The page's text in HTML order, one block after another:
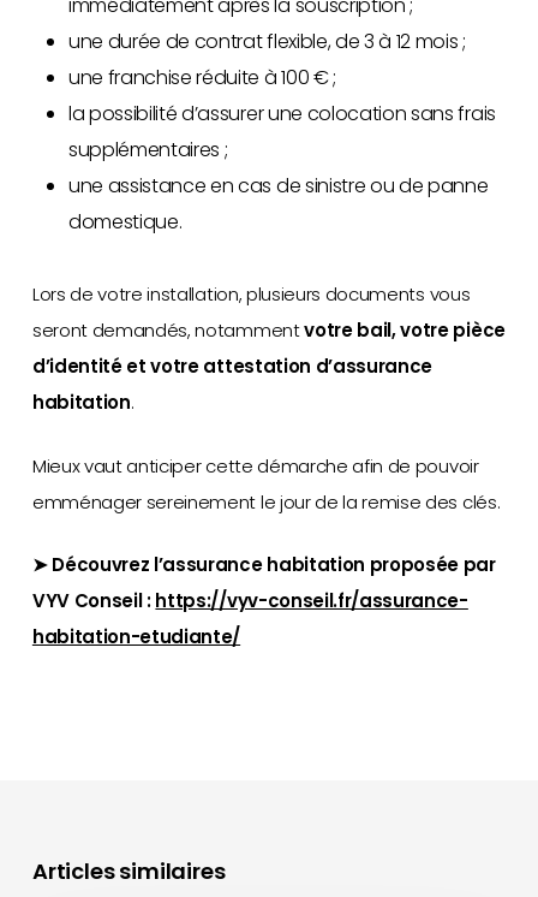
immédiatement après la souscription ;
une durée de contrat flexible, de 3 à 12 mois ;
une franchise réduite à 100 € ;
la possibilité d’assurer une colocation sans frais
supplémentaires ;
une assistance en cas de sinistre ou de panne
domestique.
Lors de votre installation, plusieurs documents vous
seront demandés, notammentvotre bail, votre pièce
d’identité et votre attestation d’assurance
habitation.
Mieux vaut anticiper cette démarche afin de pouvoir
emménager sereinement le jour de la remise des clés.
➤ Découvrez l’assurance habitation proposée par
VYV Conseil :https://vyv-conseil.fr/assurance-
habitation-etudiante/
Articles similaires